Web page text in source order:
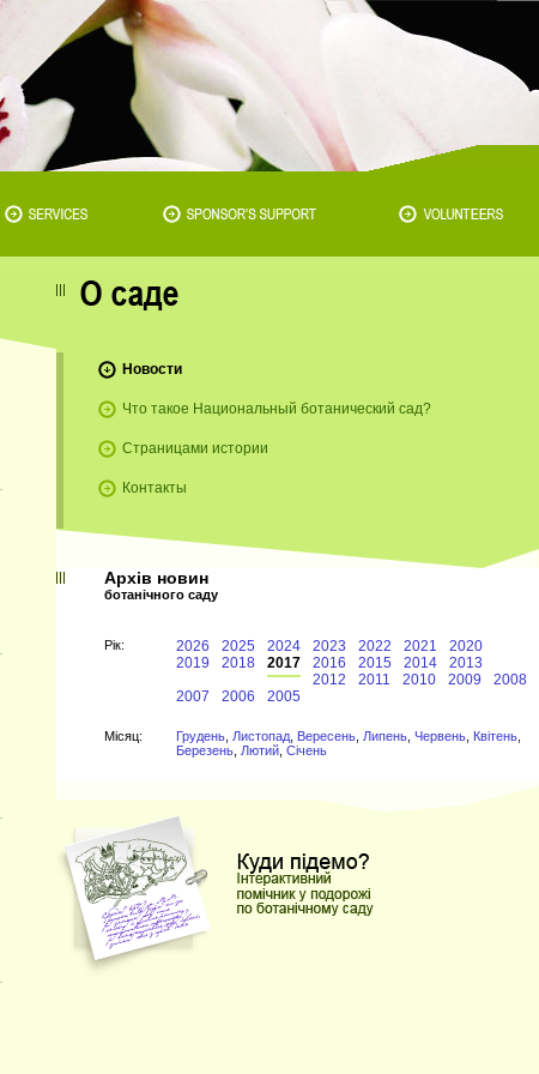
Новости
Что такое Национальный ботанический сад?
Страницами истории
Контакты
Архів новин
ботанічного саду
Рiк: 2026 2025 2024 2023 2022 2021
2020
2019
2018 2017 2016 2015 2014
2013
2012
2011 2010 2009
2008
2007
2006 2005
Мiсяц: Грудень Листопад Вересень Липень Червень Квітень
Березень Лютий Січень